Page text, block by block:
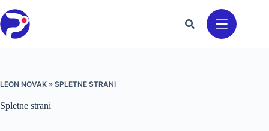
na
vsebino
LEON NOVAK » SPLETNE STRANI
Spletne strani